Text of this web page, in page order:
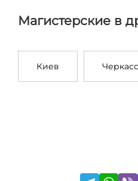
Магистерские в
Киев